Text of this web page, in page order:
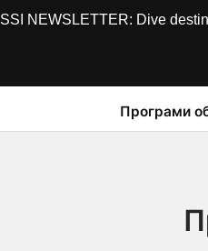
SSI NEWSLETTER: Dive
Програми